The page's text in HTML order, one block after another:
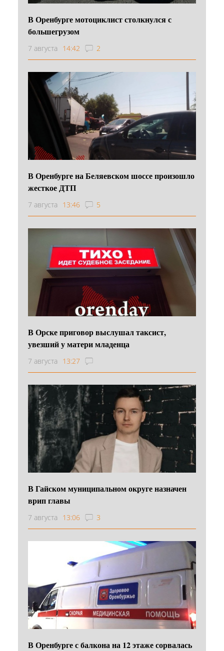
В Оренбурге мотоциклист столкнулся с
большегрузом
7 августа 14:42 2
В Оренбурге на Беляевском шоссе произошло
жесткое ДТП
7 августа 13:46 5
В Орске приговор выслушал таксист,
увезший у матери младенца
7 августа 13:27
В Гайском муниципальном округе назначен
врип главы
7 августа 13:06 3
В Оренбурге с балкона на 12 этаже сорвалась